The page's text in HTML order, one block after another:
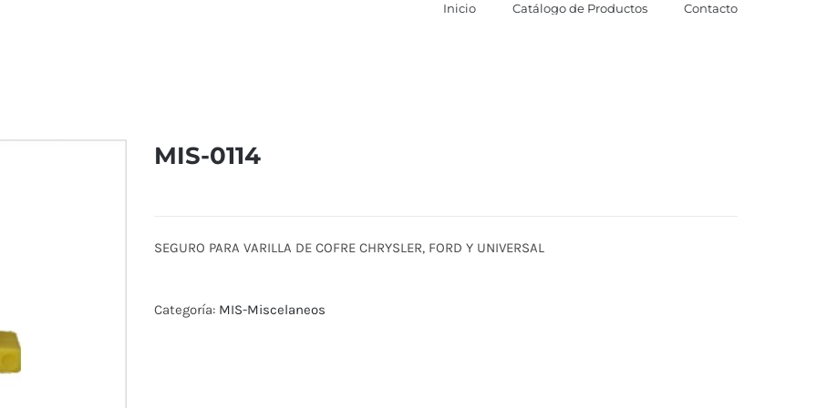
Inicio Catálogo de Productos Contacto
MIS-0114
SEGURO PARA VARILLA DE COFRE CHRYSLER, FORD Y UNIVERSAL
Categoría: MIS-Miscelaneos